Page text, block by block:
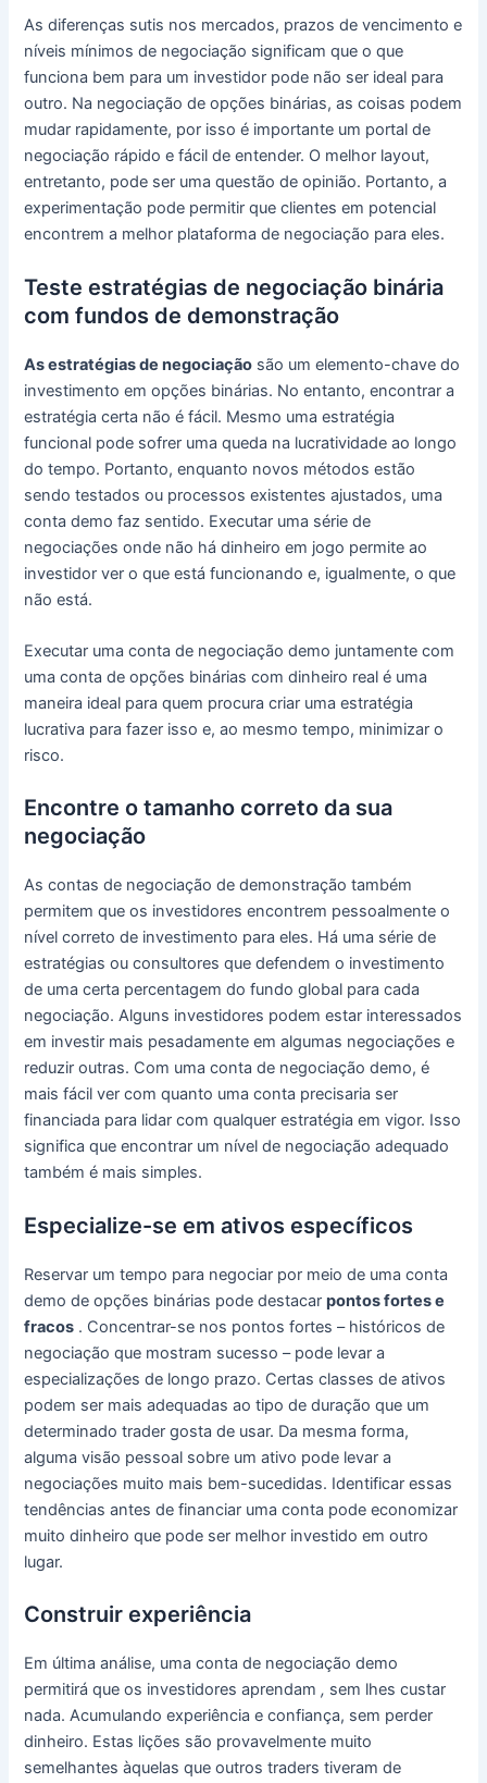
As diferenças sutis nos mercados, prazos de vencimento e
níveis mínimos de negociação significam que o que
funciona bem para um investidor pode não ser ideal para
outro. Na negociação de opções binárias, as coisas podem
mudar rapidamente, por isso é importante um portal de
negociação rápido e fácil de entender. O melhor layout,
entretanto, pode ser uma questão de opinião. Portanto, a
experimentação pode permitir que clientes em potencial
encontrem a melhor plataforma de negociação para eles.
Teste estratégias de negociação binária
com fundos de demonstração
As estratégias de negociação são um elemento-chave do
investimento em opções binárias. No entanto, encontrar a
estratégia certa não é fácil. Mesmo uma estratégia
funcional pode sofrer uma queda na lucratividade ao longo
do tempo. Portanto, enquanto novos métodos estão
sendo testados ou processos existentes ajustados, uma
conta demo faz sentido. Executar uma série de
negociações onde não há dinheiro em jogo permite ao
investidor ver o que está funcionando e, igualmente, o que
não está.
Executar uma conta de negociação demo juntamente com
uma conta de opções binárias com dinheiro real é uma
maneira ideal para quem procura criar uma estratégia
lucrativa para fazer isso e, ao mesmo tempo, minimizar o
risco.
Encontre o tamanho correto da sua
negociação
As contas de negociação de demonstração também
permitem que os investidores encontrem pessoalmente o
nível correto de investimento para eles. Há uma série de
estratégias ou consultores que defendem o investimento
de uma certa percentagem do fundo global para cada
negociação.Alguns investidores podem estar interessados
​​em investir mais pesadamente em algumas negociações e
reduzir outras. Com uma conta de negociação demo, é
mais fácil ver com quanto uma conta precisaria ser
financiada para lidar com qualquer estratégia em vigor. Isso
significa que encontrar um nível de negociação adequado
também é mais simples.
Especialize-se em ativos específicos
Reservar um tempo para negociar por meio de uma conta
demo de opções binárias pode destacarpontos fortes e
fracos . Concentrar-se nos pontos fortes – históricos de
negociação que mostram sucesso – pode levar a
especializações de longo prazo. Certas classes de ativos
podem ser mais adequadas ao tipo de duração que um
determinado trader gosta de usar. Da mesma forma,
alguma visão pessoal sobre um ativo pode levar a
negociações muito mais bem-sucedidas. Identificar essas
tendências antes de financiar uma conta pode economizar
muito dinheiro que pode ser melhor investido em outro
lugar.
Construir experiência
Em última análise, uma conta de negociação demo
permitirá que os investidores aprendam , sem lhes custar
nada.Acumulando experiência e confiança, sem perder
dinheiro. Estas lições são provavelmente muito
semelhantes àquelas que outros traders tiveram de